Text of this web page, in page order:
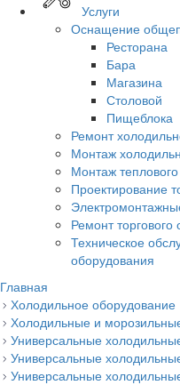
Услуги
Оснащение
Ресторана
Бара
Магазина
Столовой
Пищеблока
Ремонт
Монтаж
Монтаж
Проектирование
Ремонт
Техническое
оборудования
Главная
Холодильное оборудование
Холодильные и
Универсальные
Универсальные
Универсальные